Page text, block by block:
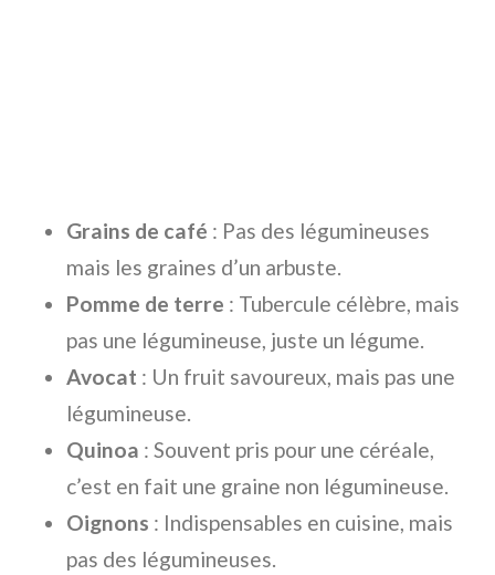
Grains de café : Pas des légumineuses
mais les graines d’un arbuste.
Pomme de terre : Tubercule célèbre, mais
pas une légumineuse, juste un légume.
Avocat : Un fruit savoureux, mais pas une
légumineuse.
Quinoa : Souvent pris pour une céréale,
c’est en fait une graine non légumineuse.
Oignons : Indispensables en cuisine, mais
pas des légumineuses.